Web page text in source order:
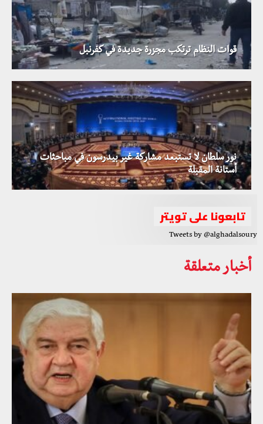
قوات النظام ترتكب مجزرة جديدة في كفرنبل
نور سلطان لا تستبعد مشاركة غير بيدرسون في مباحثات
أستانة المقبلة
تابعونا على تويتر
Tweets by @alghadalsoury
أخبار متعلقة